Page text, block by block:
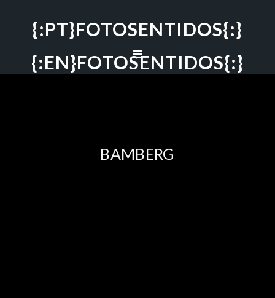
{:PT}FOTOSENTIDOS{:}
{:EN}FOTOSENTIDOS{:}
BAMBERG